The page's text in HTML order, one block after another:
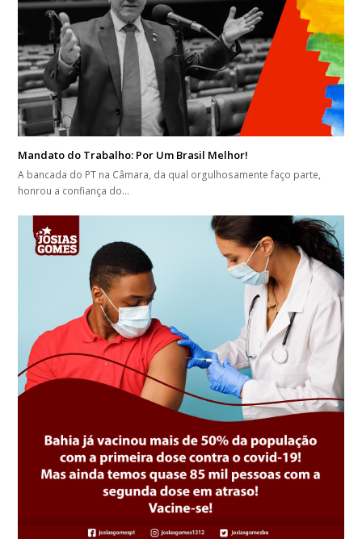
Mandato do Trabalho: Por Um Brasil Melhor!
A bancada do PT na Câmara, da qual orgulhosamente faço parte,
honrou a confiança do…